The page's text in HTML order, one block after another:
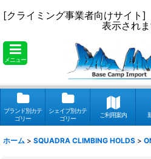
[クライミング事業者向けサイ
表示されま
メニュー
ブランド別カテ
ゴリー
シェイプ別カテ
ゴリー
ご利用案内
ホーム > SQUADRA CLIMBING HOLDS >